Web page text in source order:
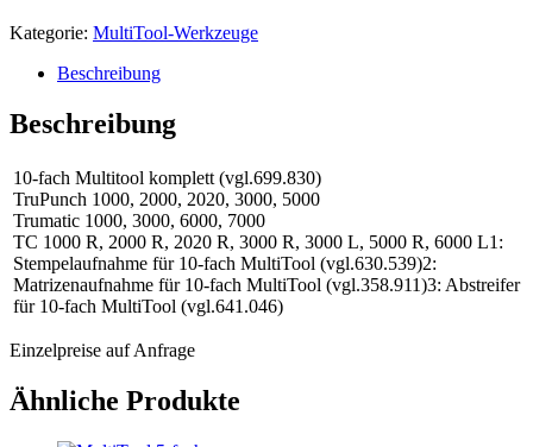
Kategorie: MultiTool-Werkzeuge
Beschreibung
Beschreibung
10-fach Multitool komplett (vgl.699.830)
TruPunch 1000, 2000, 2020, 3000, 5000
Trumatic 1000, 3000, 6000, 7000
TC 1000 R, 2000 R, 2020 R, 3000 R, 3000 L, 5000 R, 6000 L1:
Stempelaufnahme für 10-fach MultiTool (vgl.630.539)2:
Matrizenaufnahme für 10-fach MultiTool (vgl.358.911)3: Abstreifer
für 10-fach MultiTool (vgl.641.046)
Einzelpreise auf Anfrage
Ähnliche Produkte